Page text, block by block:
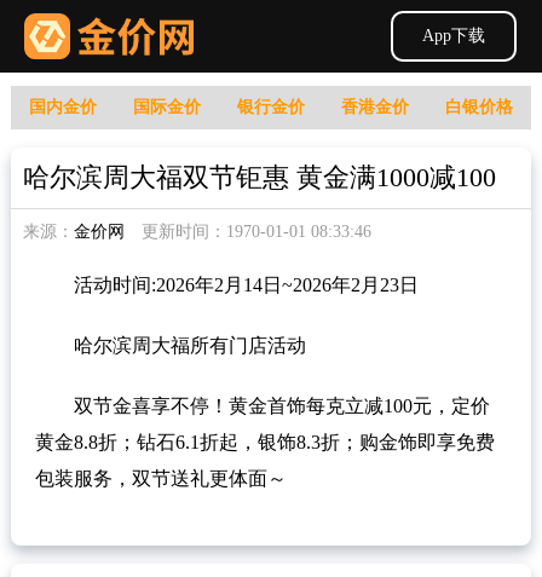
App下载
国内金价 国际金价 银行金价 香港金价 白银价格
哈尔滨周大福双节钜惠 黄金满1000减100
来源： 金价网 更新时间：1970-01-01 08:33:46
活动时间:2026年2月14日~2026年2月23日
哈尔滨周大福所有门店活动
双节金喜享不停！ 黄金首饰每克立减100元，定价
黄金8.8折；钻石6.1折起，银饰8.3折；购金饰即享免费
包装服务，双节送礼更体面～